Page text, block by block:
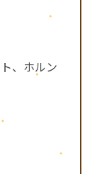
、ホルン